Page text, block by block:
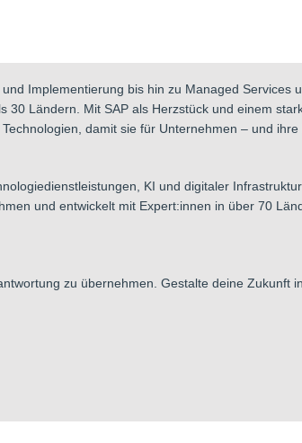
Implementierung bis hin zu Managed Services
Ländern. Mit SAP als Herzstück und einem
damit sie für Unternehmen – und
KI und digitaler
und entwickelt mit Expert:innen in über 70
zu übernehmen. Gestalte deine Zukunft